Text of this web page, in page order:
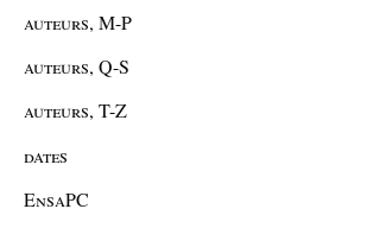
auteurs, M-P
auteurs, Q-S
auteurs, T-Z
dates
EnsaPC